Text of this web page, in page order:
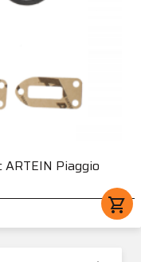
Piaggio
shopping_cart